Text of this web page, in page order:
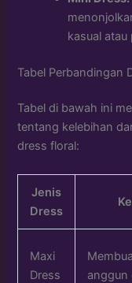
kasual atau
Tabel Perbandingan
Tabel di bawah ini
tentang kelebihan
dress floral:
Jenis
Dress
Maxi
Dress
anggun